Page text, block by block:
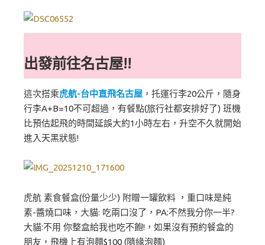
出發前往名古屋!!
這次搭乘虎航-台中直飛名古屋 ，托運行李20公斤，隨身
行李A+B=10不可超過，有餐點(旅行社都安排好了) 班機
比預估起飛的時間延誤大約1小時左右，升空不久就開始
進入天黑狀態!
虎航 素食餐盒(份量少少) 附贈一罐飲料 ，重口味是純
素-醬燒口味，大貓: 吃兩口沒了，PA:不然我分你一半?
大貓:不用 你整盒給我也吃不飽!，如果沒有預約餐盒的
朋友，飛機上有泡麵$100 (隨緣泡麵)